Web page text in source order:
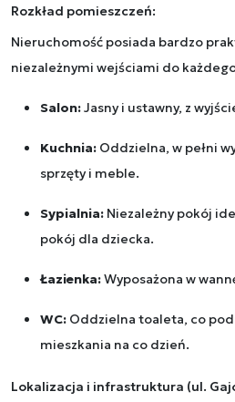
Rozkład pomieszczeń:
Nieruchomość posiada bardzo
niezależnymi wejściami do
Salon:Jasny i ustawny, z
Kuchnia: Oddzielna, w pełni
sprzęty i meble.
Sypialnia: Niezależny pokój
pokój dla dziecka.
Łazienka:Wyposażona w
WC: Oddzielna toaleta, co
mieszkania na co dzień.
Lokalizacja i infrastruktura (ul.